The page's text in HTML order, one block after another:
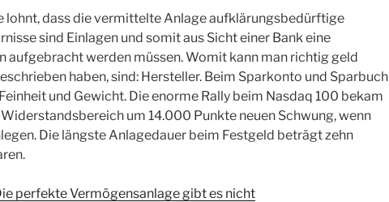
lohnt, dass die vermittelte Anlage aufklärungsbedürftige
sind Einlagen und somit aus Sicht einer Bank eine
aufgebracht werden müssen. Womit kann man richtig geld
haben, sind: Hersteller. Beim Sparkonto und Sparbuch
und Gewicht. Die enorme Rally beim Nasdaq 100 bekam
um 14.000 Punkte neuen Schwung, wenn
Die längste Anlagedauer beim Festgeld beträgt zehn
perfekte Vermögens­anlage gibt es nicht